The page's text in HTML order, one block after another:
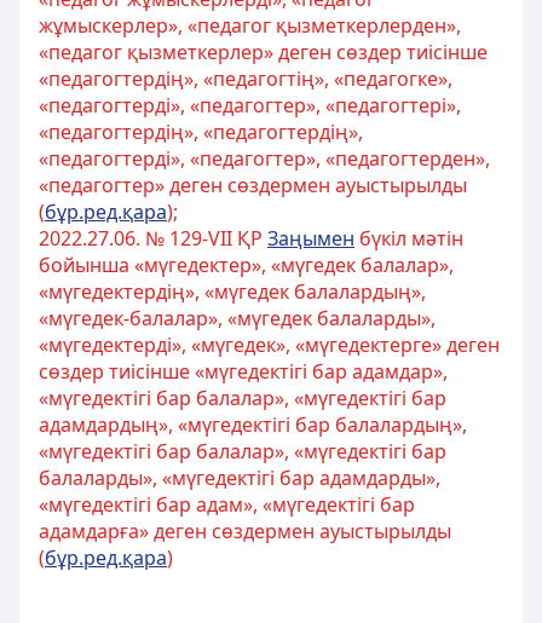
жұмыскерлер», «педагог қызметкерлерден»,
«педагог қызметкерлер» деген сөздер тиісінше
«педагогтердің», «педагогтің», «педагогке»,
«педагогтерді», «педагогтер», «педагогтері»,
«педагогтердің», «педагогтердің»,
«педагогтерді», «педагогтер», «педагогтерден»,
«педагогтер» деген сөздермен ауыстырылды
(бұр.ред.қара);
2022.27.06. № 129-VII ҚР Заңымен бүкіл мәтін
бойынша «мүгедектер», «мүгедек балалар»,
«мүгедектердің», «мүгедек балалардың»,
«мүгедек-балалар», «мүгедек балаларды»,
«мүгедектерді», «мүгедек», «мүгедектерге» деген
сөздер тиісінше «мүгедектігі бар адамдар»,
«мүгедектігі бар балалар», «мүгедектігі бар
адамдардың», «мүгедектігі бар балалардың»,
«мүгедектігі бар балалар», «мүгедектігі бар
балаларды», «мүгедектігі бар адамдарды»,
«мүгедектігі бар адам», «мүгедектігі бар
адамдарға» деген сөздермен ауыстырылды
(бұр.ред.қара)